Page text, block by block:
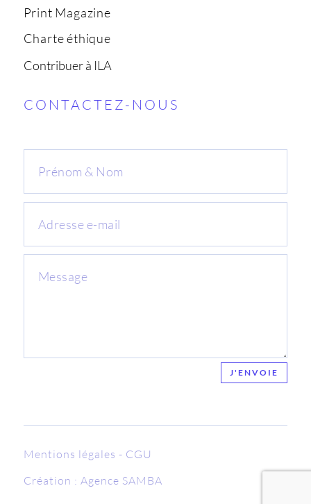
Print Magazine
Charte éthique
Contribuer à ILA
CONTACTEZ-NOUS
J'ENVOIE
Mentions légales - CGU
Création : Agence SAMBA